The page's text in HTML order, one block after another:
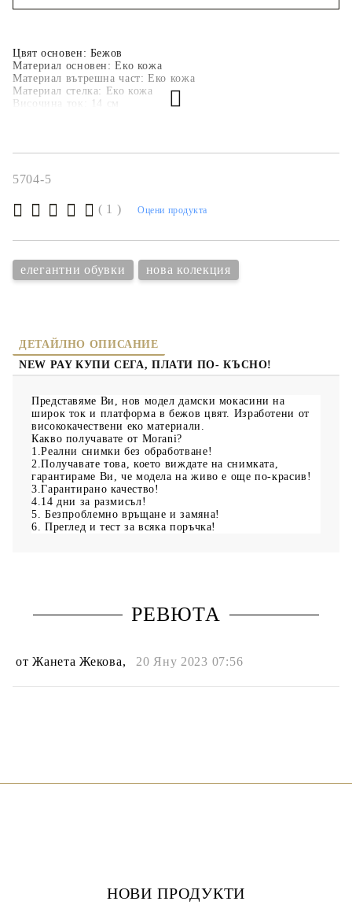
Цвят основен: Бежов
Материал основен: Еко кожа
Материал вътрешна част: Еко кожа
Материал стелка: Еко кожа
Височина ток:
14
см
Ние ще се свържем с вас в рамките на работния ден.
5704-5
( 1 ) Оцени продукта
елегантни обувки нова колекция
ДЕТАЙЛНО ОПИСАНИЕ
NEW PAY КУПИ СЕГА, ПЛАТИ ПО- КЪСНО!
Представяме Ви, нов модел дамски мокасини на
широк ток и платформа в бежов цвят. Изработени от
висококачествени еко материали.
Какво получавате от Morani?
1.Реални снимки без обработване!
2.Получавате това, което виждате на снимката,
гарантираме Ви, че модела на живо е още по-красив!
3.Гарантирано качество!
4.14 дни за размисъл!
5. Безпроблемно връщане и замяна!
6. Преглед и тест за всяка поръчка!
РЕВЮТА
отЖанета Жекова, 20 Яну 2023 07:56
НОВИ ПРОДУКТИ